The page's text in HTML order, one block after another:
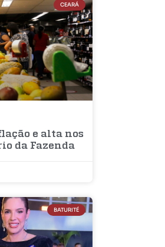
CEARÁ
e alta nos
da Fazenda
BATURITÉ